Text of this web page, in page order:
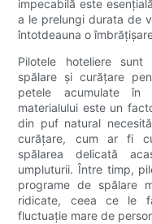
impecabilă este
a le prelungi durata de
întotdeauna o
Pilotele hoteliere
spălare și curățare
petele acumulate în
materialului este un
din puf natural
curățare, cum ar fi
spălarea delicată
umpluturii. Între timp,
programe de spălare
ridicate, ceea ce le
fluctuație mare de